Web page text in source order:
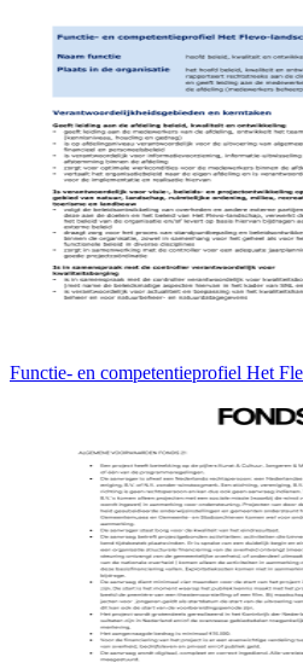
Functie- en competentieprofiel Het